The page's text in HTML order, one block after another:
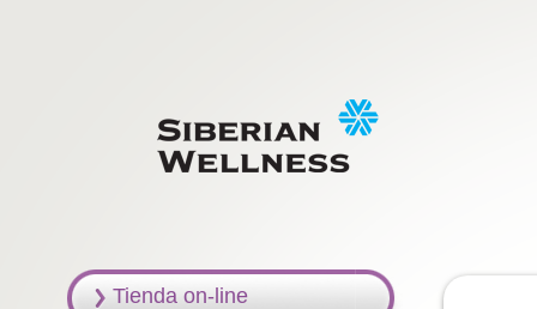
Tienda on-line